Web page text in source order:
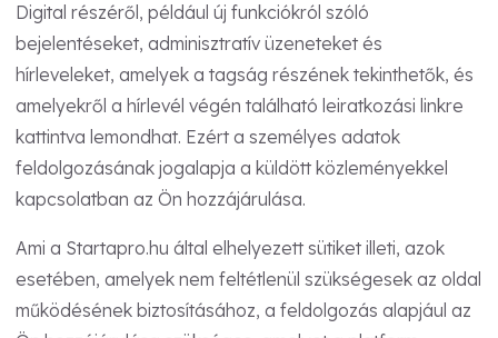
Digital részéről, például új funkciókról szóló
bejelentéseket, adminisztratív üzeneteket és
hírleveleket, amelyek a tagság részének tekinthetők, és
amelyekről a hírlevél végén található leiratkozási linkre
kattintva lemondhat. Ezért a személyes adatok
feldolgozásának jogalapja a küldött közleményekkel
kapcsolatban az Ön hozzájárulása.
Ami a Startapro.hu által elhelyezett sütiket illeti, azok
esetében, amelyek nem feltétlenül szükségesek az oldal
működésének biztosításához, a feldolgozás alapjául az